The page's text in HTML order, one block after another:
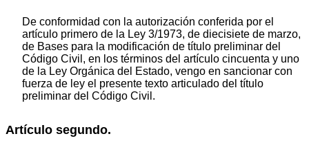
De conformidad con la autorización conferida por el
artículo primero de la Ley 3/1973, de diecisiete de marzo,
de Bases para la modificación de título preliminar del
Código Civil, en los términos del artículo cincuenta y uno
de la Ley Orgánica del Estado, vengo en sancionar con
fuerza de ley el presente texto articulado del título
preliminar del Código Civil.
Artículo segundo.